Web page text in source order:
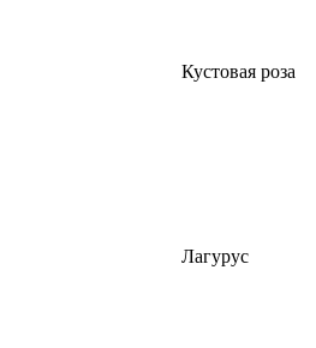
Кустовая роза
Лагурус